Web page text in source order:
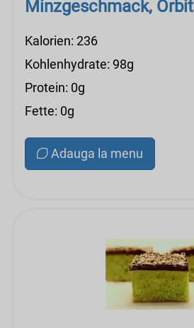
Minzgeschmack, Orbit
Kalorien: 236
Kohlenhydrate: 98g
Protein: 0g
Fette: 0g
Adauga la menu